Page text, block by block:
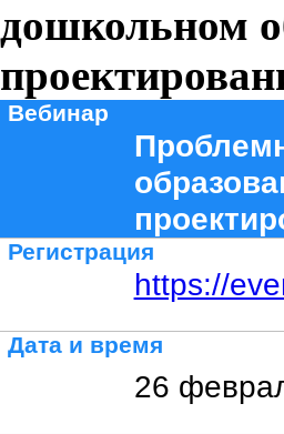
дошкольном
Вебинар
Регистрация
https://
Дата и время
26